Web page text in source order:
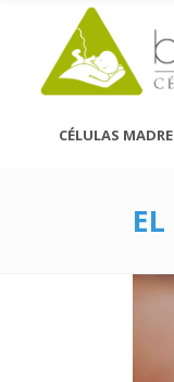
CÉLULAS MADRE